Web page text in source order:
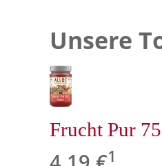
Unsere
Frucht Pur
1